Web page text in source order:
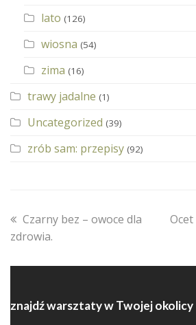
lato (126)
wiosna (54)
zima (16)
trawy jadalne (1)
Uncategorized (39)
zrób sam: przepisy (92)
previous
post:
Czarny bez – owoce dla
zdrowia.
next
znajdź warsztaty w Twojej okolicy